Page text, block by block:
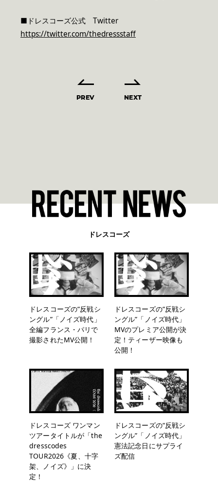
■ドレスコーズ公式 Twitter
https://twitter.com/thedressstaff
PREV NEXT
ドレスコーズ
ドレスコーズの“反戦シ
ングル”「ノイズ時代」
全編フランス・パリで
撮影されたMV公開！
ドレスコーズの“反戦シ
ングル”「ノイズ時代」
MVのプレミア公開が決
定！ティーザー映像も
公開！
ドレスコーズ ワンマン
ツアータイトルが「the
dresscodes
TOUR2026《夏、十字
架、ノイズ》」に決
定！
ドレスコーズの“反戦シ
ングル”「ノイズ時代」
憲法記念日にサプライ
ズ配信